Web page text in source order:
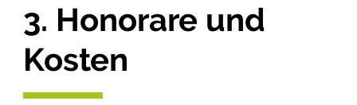
3. Honorare und
Kosten